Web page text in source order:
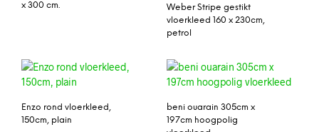
x 300 cm.
Weber Stripe gestikt
vloerkleed 160 x 230cm,
petrol
Enzo rond vloerkleed,
150cm, plain
beni ouarain 305cm x
197cm hoogpolig